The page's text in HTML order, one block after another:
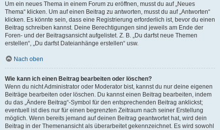
Um ein neues Thema in einem Forum zu eröffnen, musst du auf „Neues
Thema“ klicken. Um auf einen Beitrag zu antworten, musst du auf „Antworten“
klicken. Es könnte sein, dass eine Registrierung erforderlich ist, bevor du einen
Beitrag schreiben kannst. Deine Berechtigungen sind jeweils am Ende der
Foren- und der Beitragsansicht aufgelistet. Z. B. „Du darfst neue Themen
erstellen“, „Du darfst Dateianhänge erstellen“ usw.
Nach oben
Wie kann ich einen Beitrag bearbeiten oder löschen?
Wenn du nicht Administrator oder Moderator bist, kannst du nur deine eigenen
Beiträge bearbeiten oder löschen. Du kannst einen Beitrag bearbeiten, indem
du das „Ändere Beitrag“-Symbol für den entsprechenden Beitrag anklickst;
eventuell ist dies nur für einen begrenzten Zeitraum nach seiner Erstellung
möglich. Wenn bereits jemand auf deinen Beitrag geantwortet hat, wird dein
Beitrag in der Themenansicht als überarbeitet gekennzeichnet. Es wird sowohl